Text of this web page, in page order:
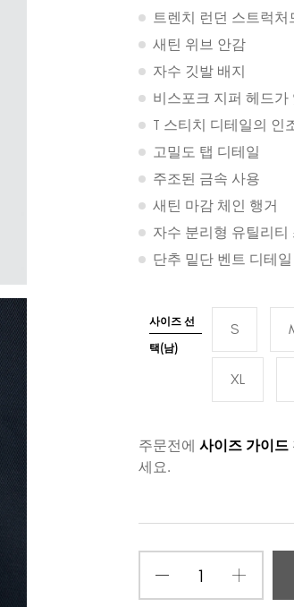
트렌치 런던 스트럭처
새틴 위브 안감
자수 깃발 배지
비스포크 지퍼 헤드가
T 스티치 디테일의 인
고밀도 탭 디테일
주조된 금속 사용
새틴 마감 체인 행거
자수 분리형 유틸리티
단추 밑단 벤트 디테일
사이즈 선
택(남)
S
XL
주문전에 사이즈 가이드
세요.